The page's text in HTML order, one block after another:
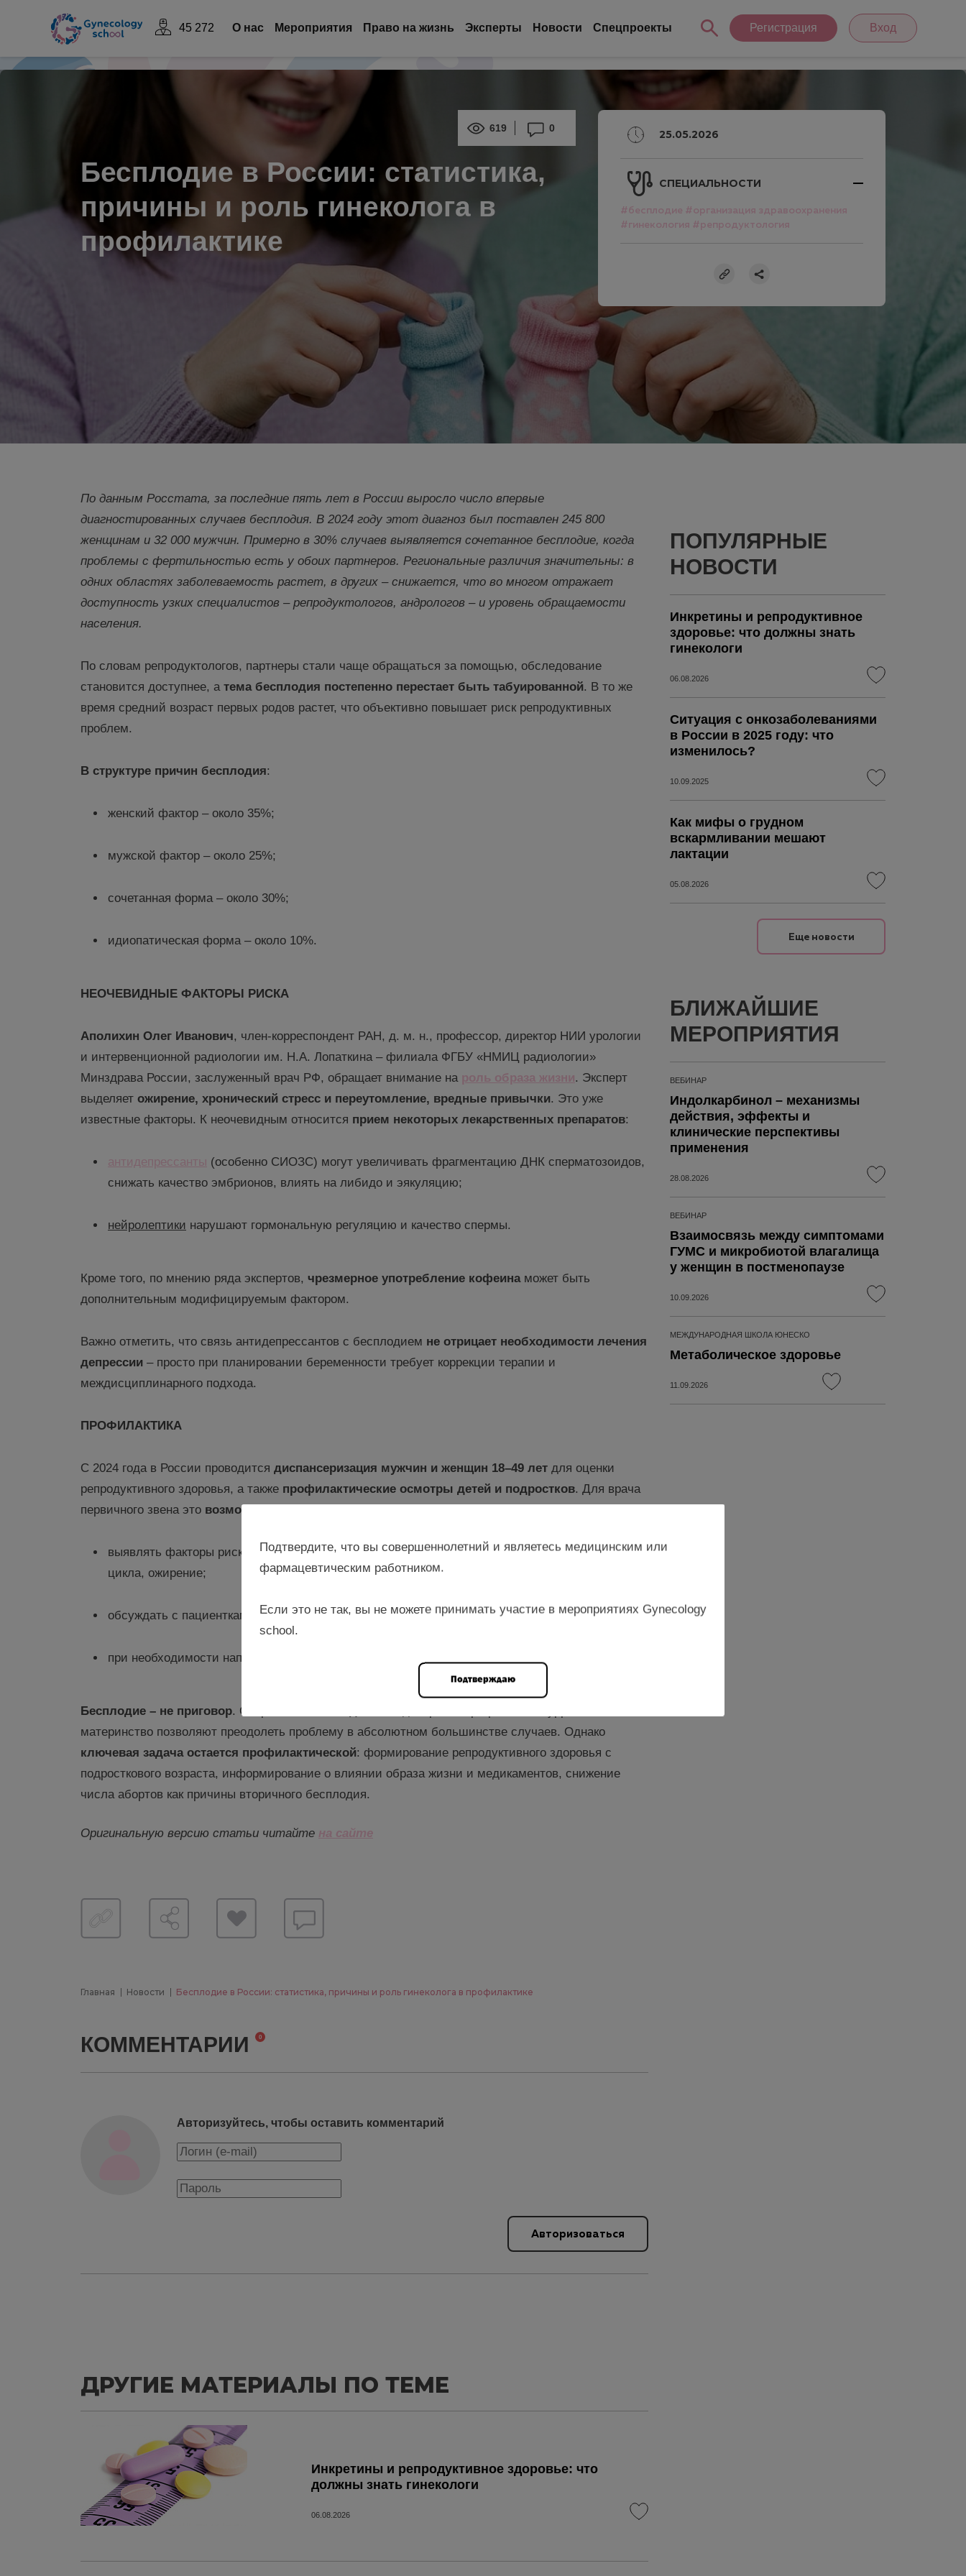
45 272 О нас Mероприятия Право на жизнь Эксперты Новости Спецпроекты Регистрация Вход
619 0
Бесплодие в России: статистика,
причины и роль гинеколога в
профилактике
25.05.2026
СПЕЦИАЛЬНОСТИ
#бесплодие #организация здравоохранения
#гинекология #репродуктология
По данным Росстата, за последние пять лет в России выросло число впервые
диагностированных случаев бесплодия. В 2024 году этот диагноз был поставлен 245 800
женщинам и 32 000 мужчин. Примерно в 30% случаев выявляется сочетанное бесплодие, когда
проблемы с фертильностью есть у обоих партнеров. Региональные различия значительны: в
одних областях заболеваемость растет, в других – снижается, что во многом отражает
доступность узких специалистов – репродуктологов, андрологов – и уровень обращаемости
населения.
По словам репродуктологов, партнеры стали чаще обращаться за помощью, обследование
становится доступнее, а тема бесплодия постепенно перестает быть табуированной. В то же
время средний возраст первых родов растет, что объективно повышает риск репродуктивных
проблем.
В структуре причин бесплодия:
женский фактор – около 35%;
мужской фактор – около 25%;
сочетанная форма – около 30%;
идиопатическая форма – около 10%.
НЕОЧЕВИДНЫЕ ФАКТОРЫ РИСКА
Аполихин Олег Иванович, член-корреспондент РАН, д. м. н., профессор, директор НИИ урологии
и интервенционной радиологии им. Н.А. Лопаткина – филиала ФГБУ «НМИЦ радиологии»
Минздрава России, заслуженный врач РФ, обращает внимание на роль образа жизни. Эксперт
выделяет ожирение, хронический стресс и переутомление, вредные привычки. Это уже
известные факторы. К неочевидным относится прием некоторых лекарственных препаратов:
антидепрессанты (особенно СИОЗС) могут увеличивать фрагментацию ДНК сперматозоидов,
снижать качество эмбрионов, влиять на либидо и эякуляцию;
нейролептики нарушают гормональную регуляцию и качество спермы.
Кроме того, по мнению ряда экспертов, чрезмерное употребление кофеина может быть
дополнительным модифицируемым фактором.
Важно отметить, что связь антидепрессантов с бесплодием не отрицает необходимости лечения
депрессии – просто при планировании беременности требует коррекции терапии и
междисциплинарного подхода.
ПРОФИЛАКТИКА
С 2024 года в России проводится диспансеризация мужчин и женщин 18–49 лет для оценки
репродуктивного здоровья, а также профилактические осмотры детей и подростков. Для врача
первичного звена это возможность
выявлять факторы риска на ранних этапах – хронические заболевания, инфекции, нарушения
цикла, ожирение;
обсуждать с пациентками планирование беременности в оптимальные сроки;
при необходимости направлять к репродуктологу, не затягивая диагностику.
Бесплодие – не приговор. Современные
материнство позволяют преодолеть проблему в абсолютном большинстве случаев. Однако
ключевая задача остается профилактической: формирование репродуктивного здоровья с
подросткового возраста, информирование о влиянии образа жизни и медикаментов, снижение
числа абортов как причины вторичного бесплодия.
Оригинальную версию статьи читайте на сайте
Главная Новости Бесплодие в России: статистика, причины и роль гинеколога в профилактике
КОММЕНТАРИИ 0
Авторизуйтесь, чтобы оставить комментарий
Авторизоваться
ДРУГИЕ МАТЕРИАЛЫ ПО ТЕМЕ
Инкретины и репродуктивное здоровье: что
должны знать гинекологи
06.08.2026
ПОПУЛЯРНЫЕ
НОВОСТИ
Инкретины и репродуктивное
здоровье: что должны знать
гинекологи
06.08.2026
Ситуация с онкозаболеваниями
в России в 2025 году: что
изменилось?
10.09.2025
Как мифы о грудном
вскармливании мешают
лактации
05.08.2026
Еще новости
БЛИЖАЙШИЕ
МЕРОПРИЯТИЯ
ВЕБИНАР
Индолкарбинол – механизмы
действия, эффекты и
клинические перспективы
применения
28.08.2026
ВЕБИНАР
Взаимосвязь между симптомами
ГУМС и микробиотой влагалища
у женщин в постменопаузе
10.09.2026
МЕЖДУНАРОДНАЯ ШКОЛА ЮНЕСКО
Метаболическое здоровье
11.09.2026
Подтвердите, что вы совершеннолетний и являетесь медицинским или
фармацевтическим работником.
Если это не так, вы не можете принимать участие в мероприятиях Gynecology
school.
Подтверждаю